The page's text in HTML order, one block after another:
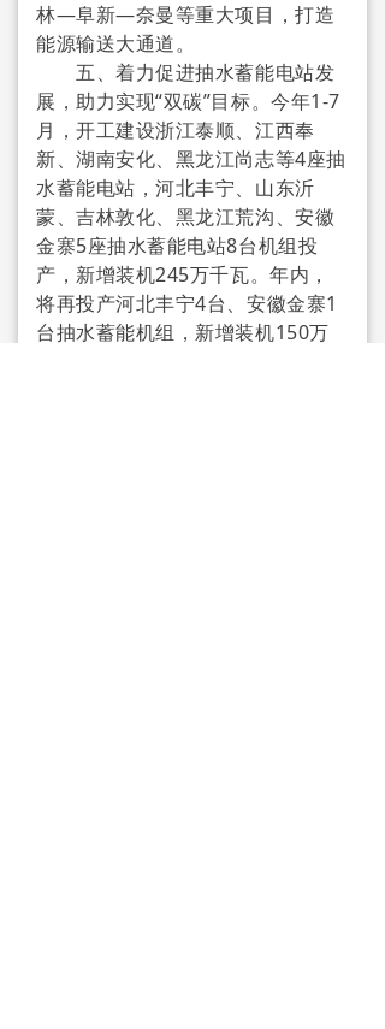
林—阜新—奈曼等重大项目，打造
能源输送大通道。
五、着力促进抽水蓄能电站发
展，助力实现“双碳”目标。今年1-7
月，开工建设浙江泰顺、江西奉
新、湖南安化、黑龙江尚志等4座抽
水蓄能电站，河北丰宁、山东沂
蒙、吉林敦化、黑龙江荒沟、安徽
金寨5座抽水蓄能电站8台机组投
产，新增装机245万千瓦。年内，
将再投产河北丰宁4台、安徽金寨1
台抽水蓄能机组，新增装机150万